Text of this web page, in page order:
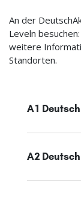
An der
Leveln
weitere
Standorten.
A1
A2